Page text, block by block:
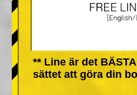
** Line är det
sättet att göra din